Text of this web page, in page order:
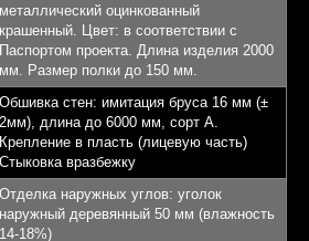
металлический оцинкованный
крашенный. Цвет: в соответствии с
Паспортом проекта. Длина изделия 2000
мм. Размер полки до 150 мм.
Обшивка стен: имитация бруса 16 мм (±
2мм), длина до 6000 мм, сорт А.
Крепление в пласть (лицевую часть)
Стыковка вразбежку
Отделка наружных углов: уголок
наружный деревянный 50 мм (влажность
14-18%)